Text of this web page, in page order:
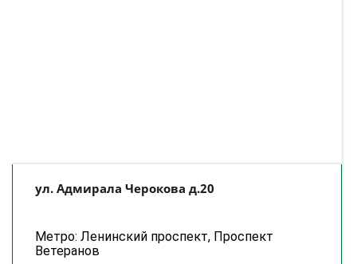
ул. Адмирала Черокова д.20
Метро: Ленинский проспект, Проспект
Ветеранов